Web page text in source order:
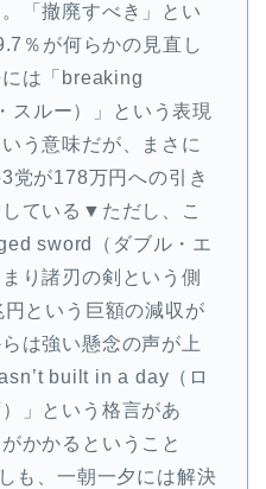
「撤廃すべき」とい
％が何らかの見直し
は「breaking
スルー）」という表現
う意味だが、まさに
党が178万円への引き
している▼ただし、こ
sword（ダブル・エ
り諸刃の剣という側
という巨額の減収が
は強い懸念の声が上
built in a day（ロ
」という格言があ
かかるということ
も、一朝一夕には解決